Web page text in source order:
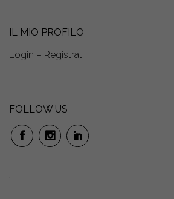
IL MIO PROFILO
Login – Registrati
FOLLOW US